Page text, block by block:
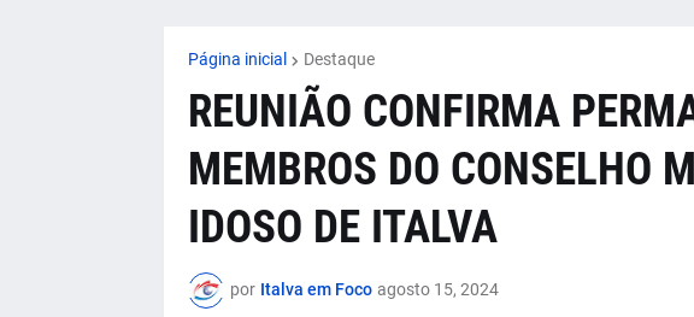
Página inicial Destaque
REUNIÃO CONFIRMA
MEMBROS DO CONSELHO
IDOSO DE ITALVA
por Italva em Foco agosto 15, 2024